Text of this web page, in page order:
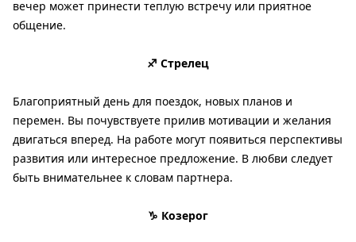
вечер может принести теплую встречу или приятное
общение.
♐ Стрелец
Благоприятный день для поездок, новых планов и
перемен. Вы почувствуете прилив мотивации и желания
двигаться вперед. На работе могут появиться перспективы
развития или интересное предложение. В любви следует
быть внимательнее к словам партнера.
♑ Козерог